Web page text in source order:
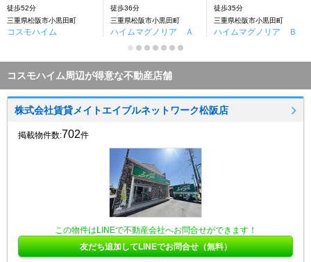
徒歩52分
三重県松阪市小黒田町
コスモハイム
徒歩36分
三重県松阪市小黒田町
ハイムマグノリア Ａ
徒歩35分
三重県松阪市小黒田町
ハイムマグノリア Ｂ
コスモハイム周辺が得意な不動産店舗
株式会社賃貸メイトエイブルネットワーク松阪店
掲載物件数:702件
この物件はLINEで不動産会社へお問合せができます！
友だち追加してLINEでお問合せ（無料）